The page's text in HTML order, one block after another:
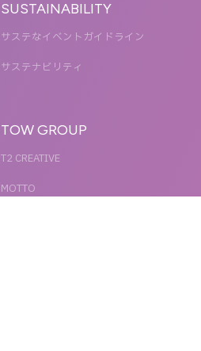
SUSTAINABILITY
サステなイベントガイドライン
サステナビリティ
TOW GROUP
T2 CREATIVE
MOTTO